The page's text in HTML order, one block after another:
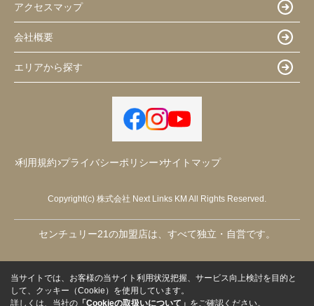
アクセスマップ
会社概要
エリアから探す
利用規約 プライバシーポリシー サイトマップ
Copyright(c) 株式会社 Next Links KM All Rights Reserved.
センチュリー21の加盟店は、すべて独立・自営です。
当サイトでは、お客様の当サイト利用状況把握、サービス向上検討を目的と
して、クッキー（Cookie）を使用しています。
詳しくは、当社の 「Cookieの取扱いについて」 をご確認ください。